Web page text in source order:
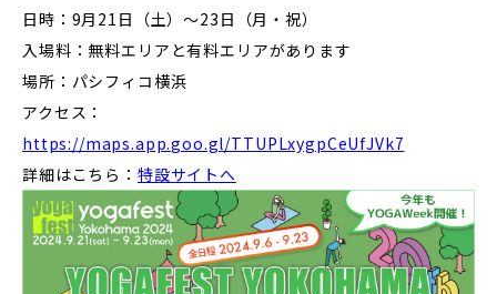
日時：9月21日（土）〜23日（月・祝）
入場料：無料エリアと有料エリアがあります
場所：パシフィコ横浜
アクセス：
https://maps.app.goo.gl/TTUPLxygpCeUfJVk7
詳細はこちら： 特設サイトへ